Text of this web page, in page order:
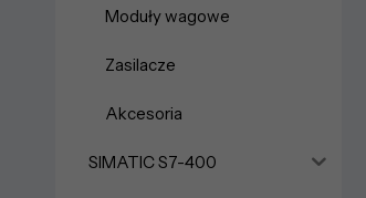
Moduły wagowe
Zasilacze
Akcesoria
SIMATIC S7-400